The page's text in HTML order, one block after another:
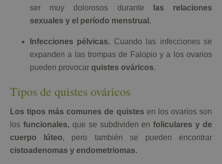
ser muy dolorosos durante
las relaciones
sexuales y el período menstrual .
Infecciones pélvicas. Cuando las infecciones se
expanden a las trompas de Falopio y a los ovarios
pueden provocar quistes ováricos.
Tipos de quistes ováricos
Los tipos más comunes de quistes en los ovarios son
los funcionales, que se subdividen enfoliculares y de
cuerpo lúteo, pero también se pueden encontrar
cistoadenomas y endometriomas.